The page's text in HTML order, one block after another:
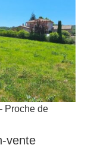
Proche de
vente